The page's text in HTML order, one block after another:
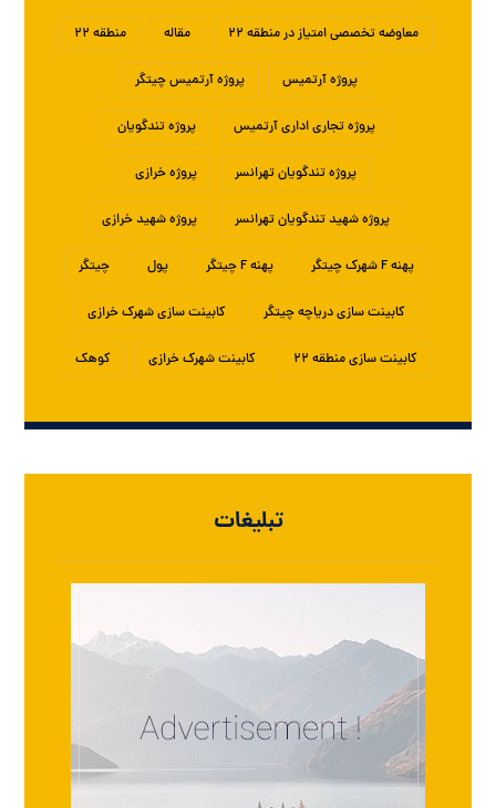
معاوضه تخصصی امتیاز در منطقه ۲۲ مقاله منطقه ۲۲
پروژه آرتمیس پروژه آرتمیس چیتگر
پروژه تجاری اداری آرتمیس پروژه تندگویان
پروژه تندگویان تهرانسر پروژه خرازی
پروژه شهید تندگویان تهرانسر پروژه شهید خرازی
پهنه F شهرک چیتگر پهنه F چیتگر پول چیتگر
کابینت سازی دریاچه چیتگر کابینت سازی شهرک خرازی
کابینت سازی منطقه ۲۲ کابینت شهرک خرازی کوهک
تبلیغات